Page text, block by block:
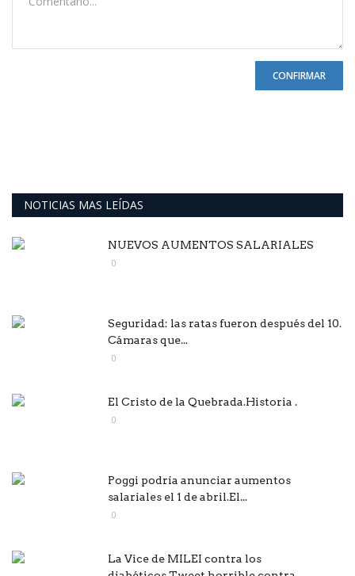
CONFIRMAR
NOTICIAS MAS LEÍDAS
NUEVOS AUMENTOS SALARIALES
0
Seguridad: las ratas fueron después del 10.
Cámaras que...
0
El Cristo de la Quebrada.Historia .
0
Poggi podría anunciar aumentos
salariales el 1 de abril.El...
0
La Vice de MILEI contra los